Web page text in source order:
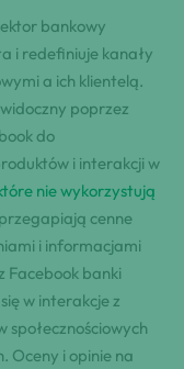
bankowy
i redefiniuje kanały
a ich klientelą.
poprzez
do
i interakcji w
nie wykorzystują
cenne
i informacjami
Facebook banki
w interakcje z
społecznościowych
Oceny i opinie na